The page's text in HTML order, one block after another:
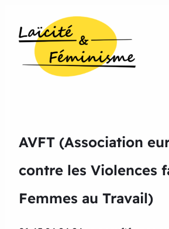
AVFT (Association
contre les Violences
Femmes au Travail)